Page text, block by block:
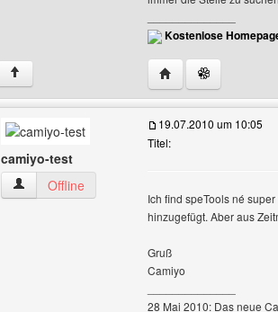
Kostenlose
↑ Website dieses
camiyo-test
camiyo-test Benutzer-Profile anzeigen
Offline
19.07.2010 um 10:05
Titel:
Ich find speTools né
hinzugefügt. Aber aus
Gruß
Camiyo
28 Mai 2010: Das neue